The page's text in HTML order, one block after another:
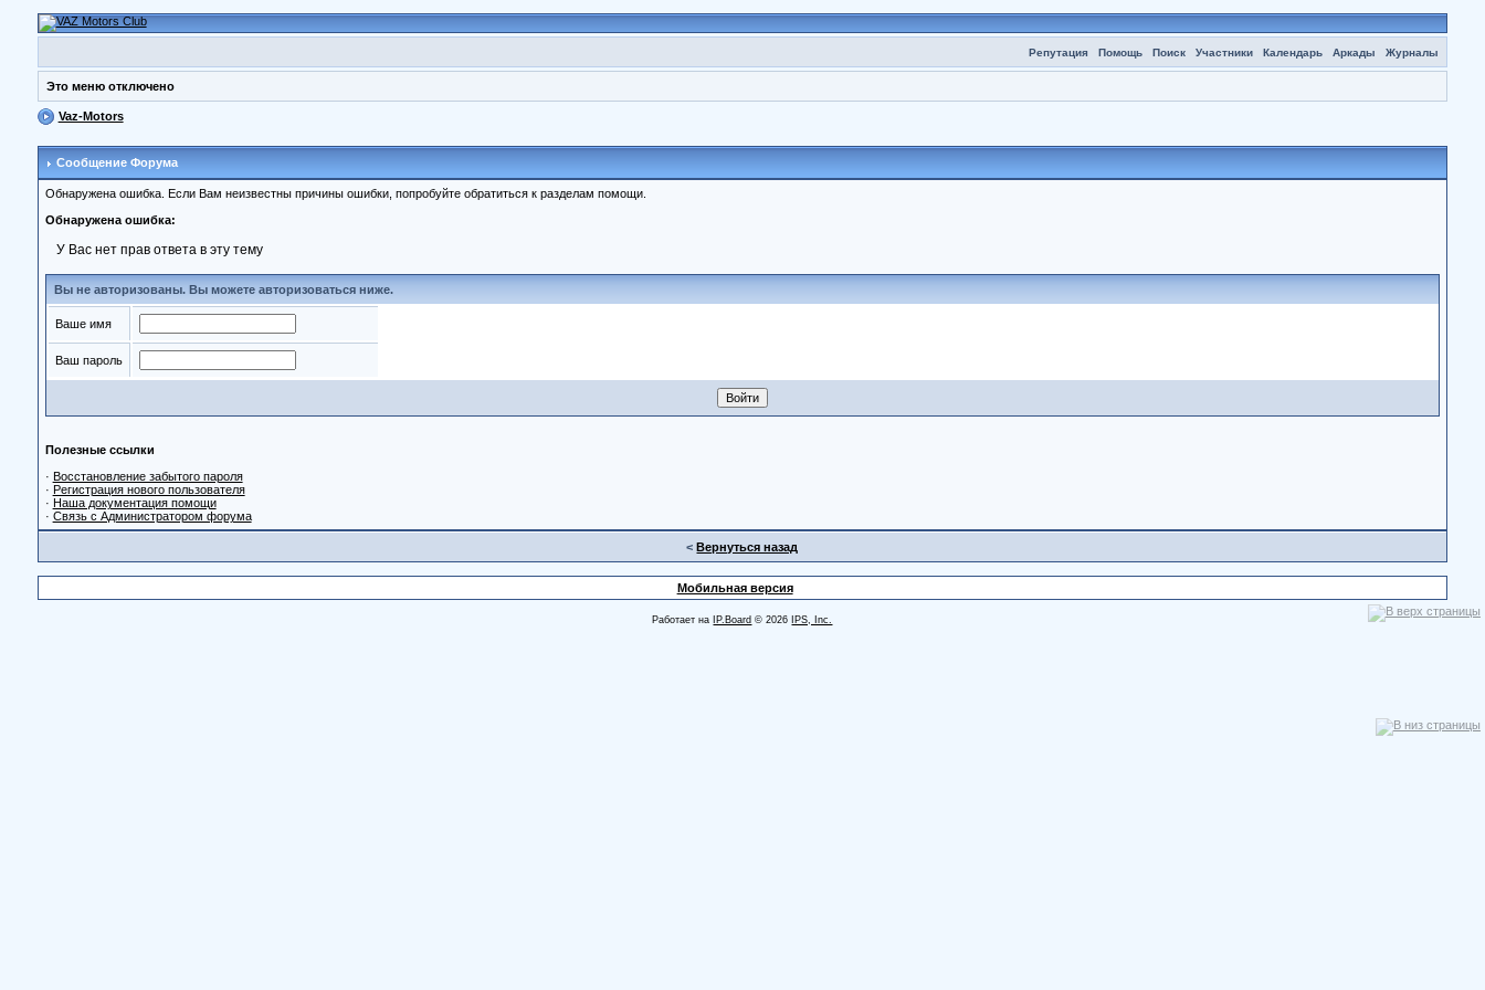
Репутация Помощь Поиск Участники Календарь Аркады Журналы
Это меню отключено
Vaz-Motors
Сообщение Форума
Обнаружена ошибка. Если Вам неизвестны причины ошибки, попробуйте обратиться к разделам помощи.
Обнаружена ошибка:
У Вас нет прав ответа в эту тему
Вы не авторизованы. Вы можете авторизоваться ниже.
Ваше имя
Ваш пароль
Полезные ссылки
· Восстановление забытого пароля
· Регистрация нового пользователя
· Наша документация помощи
· Связь с Администратором форума
<Вернуться назад
Мобильная версия
Работает на IP.Board © 2026 IPS, Inc.